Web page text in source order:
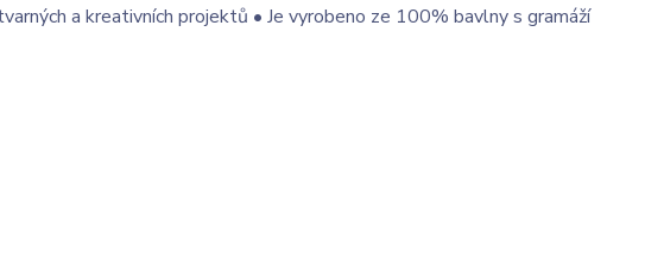
a kreativních projektů • Je vyrobeno ze 100% bavlny s gramáží